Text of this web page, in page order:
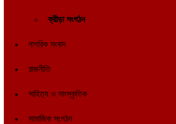
ক্রীড়া সংগঠন
নাগরিক সংবাদ
রাজনীতি
সাহিত্য ও সাংস্কৃতিক
সামাজিক সংগঠন